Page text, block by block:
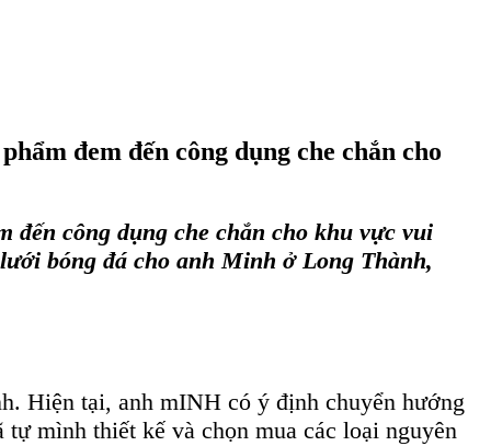
đem đến công dụng che chắn cho
công dụng che chắn cho khu vực vui
lưới bóng đá cho anh Minh ở Long Thành,
Hiện tại, anh mINH có ý định chuyển hướng
mình thiết kế và chọn mua các loại nguyên